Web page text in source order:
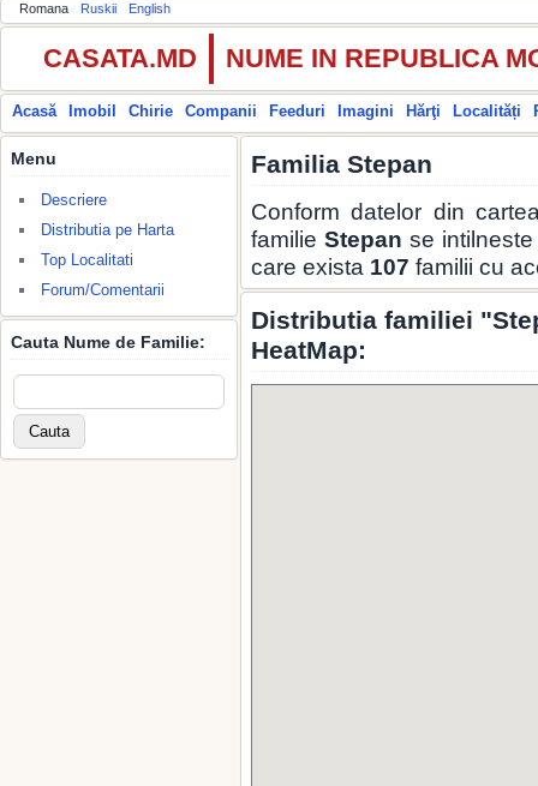
Romana Ruskii English
CASATA.MD NUME IN REPUBLICA
Acasă Imobil Chirie Companii Feeduri Imagini Hărţi Localități
Menu
Descriere
Distributia pe Harta
Top Localitati
Forum/Comentarii
Cauta Nume de Familie:
Familia Stepan
Conform datelor din
familie Stepan se
care exista 107 familii cu
Distributia familiei
HeatMap: